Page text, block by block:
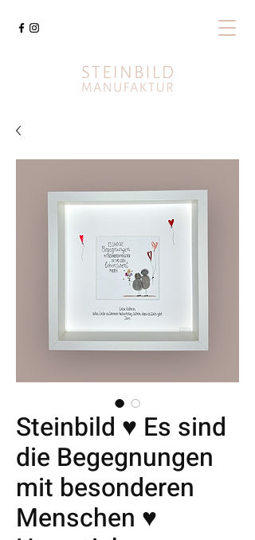
Steinbild ♥ Es sind
die Begegnungen
mit besonderen
Menschen ♥